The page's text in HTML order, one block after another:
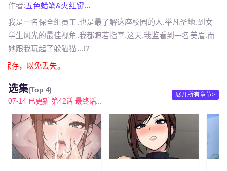
作者:五色蜡笔&火红键...
我是一名保全组员工.也是最了解这座校园的人.举凡圣地.到女
学生风光的最佳视角.我都瞭若指掌.这天.我监看到一名美眉.而
她跟我玩起了躲猫猫...!?
存，以免丢失。
选集(Top 4)
07-14 已更新 第42话 最终话...
展开所有章节>